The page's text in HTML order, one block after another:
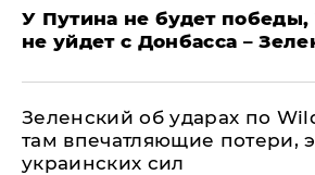
У Путина не будет победы,
не уйдет с Донбасса –
Зеленский об ударах по
там впечатляющие потери,
украинских сил